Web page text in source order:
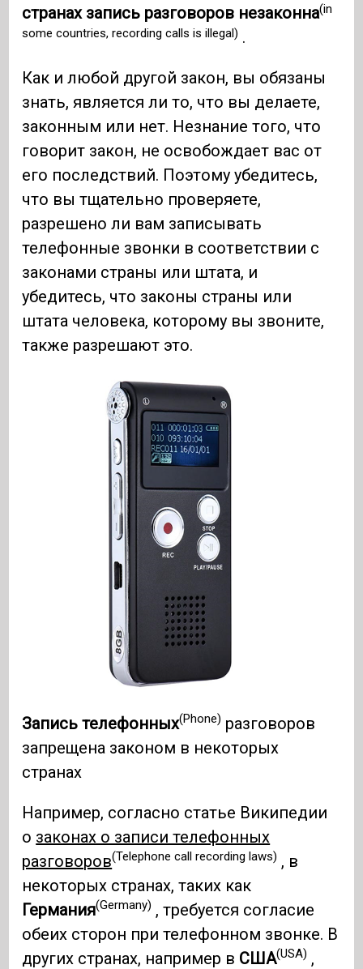
странах запись разговоров незаконна(in
some countries, recording calls is illegal) .
Как и любой другой закон, вы обязаны
знать, является ли то, что вы делаете,
законным или нет. Незнание того, что
говорит закон, не освобождает вас от
его последствий. Поэтому убедитесь,
что вы тщательно проверяете,
разрешено ли вам записывать
телефонные звонки в соответствии с
законами страны или штата, и
убедитесь, что законы страны или
штата человека, которому вы звоните,
также разрешают это.
Запись телефонных(Phone) разговоров
запрещена законом в некоторых
странах
Например, согласно статье Википедии
о законах о записи телефонных
разговоров(Telephone call recording laws) , в
некоторых странах, таких как
Германия(Germany) , требуется согласие
обеих сторон при телефонном звонке. В
других странах, например в США(USA) ,